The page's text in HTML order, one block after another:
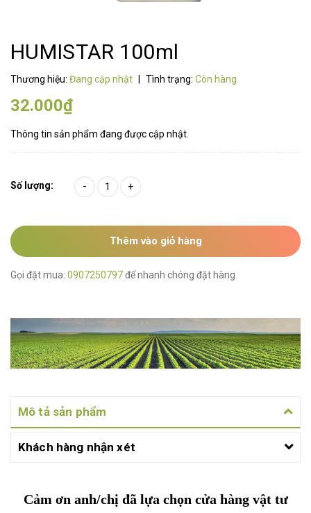
HUMISTAR 100ml
Thương hiệu: Đang cập nhật Tình trạng: Còn hàng
32.000₫
Thông tin sản phẩm đang được cập nhật.
Số lượng: - +
Thêm vào giỏ hàng
Gọi đặt mua: 0907250797để nhanh chóng đặt hàng
Mô tả sản phẩm
Khách hàng nhận xét
Cảm ơn anh/chị đã lựa chọn cửa hàng vật tư